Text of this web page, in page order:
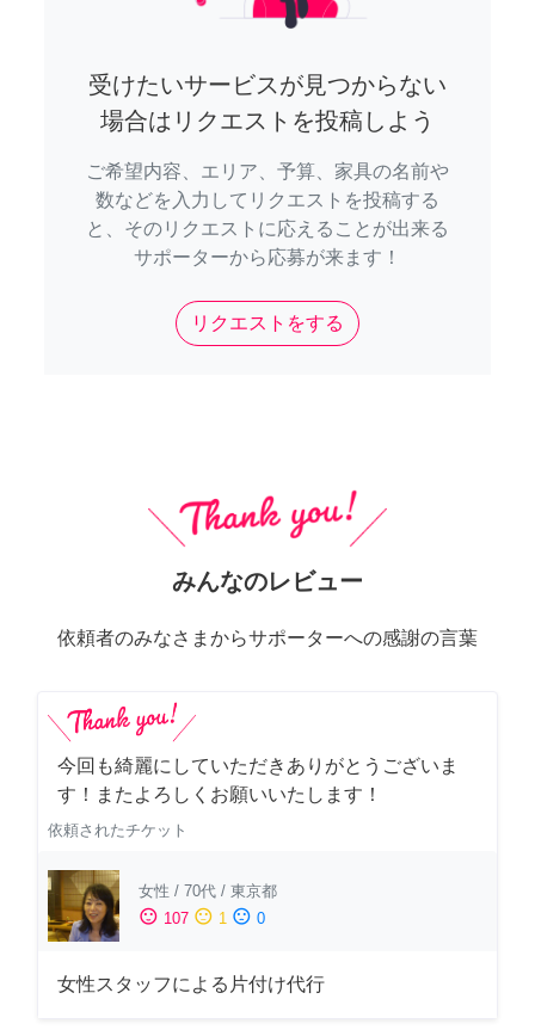
受けたいサービスが見つからない
場合はリクエストを投稿しよう
ご希望内容、エリア、予算、家具の名前や
数などを入力してリクエストを投稿する
と、そのリクエストに応えることが出来る
サポーターから応募が来ます！
リクエストをする
みんなのレビュー
依頼者のみなさまからサポーターへの感謝の言葉
今回も綺麗にしていただきありがとうございま
す！またよろしくお願いいたします！
依頼されたチケット
女性 / 70代 / 東京都
sentiment_satisfied 107 sentiment_neutral 1 sentiment_dissatisfied 0
女性スタッフによる片付け代行